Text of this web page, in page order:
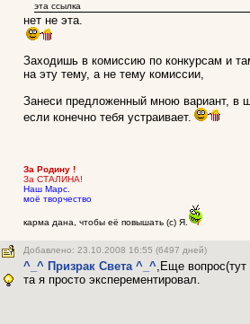
эта ссылка
нет не эта.
Заходишь в комиссию по конкурсам и
на эту тему, а не тему комиссии,
Занеси предложенный мною вариант, в
если конечно тебя устраивает.
За Родину !
За СТАЛИНА!
Наш Марс.
моё творчество
карма дана, чтобы её повышать (с) Я.
Добавлено: 23.10.2008 16:55 (6497 дней)
^_^ Призрак Света ^_^,Еще
та я просто эксперементировал.